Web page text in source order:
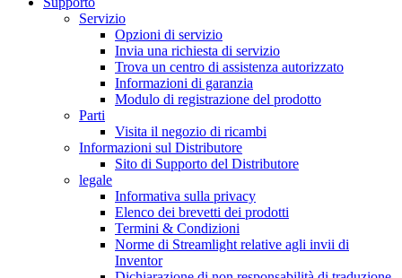
Servizio
Opzioni di servizio
Invia una richiesta di servizio
Trova un centro di assistenza autorizzato
Informazioni di garanzia
Modulo di registrazione del prodotto
Parti
Visita il negozio di ricambi
Informazioni sul Distributore
Sito di Supporto del Distributore
legale
Informativa sulla privacy
Elenco dei brevetti dei prodotti
Termini & Condizioni
Norme di Streamlight relative agli invii di
Inventor